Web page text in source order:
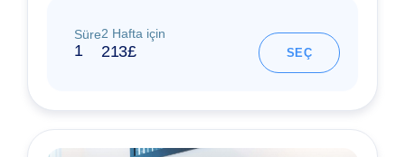
Süre
1
2 Hafta için
213£ SEÇ